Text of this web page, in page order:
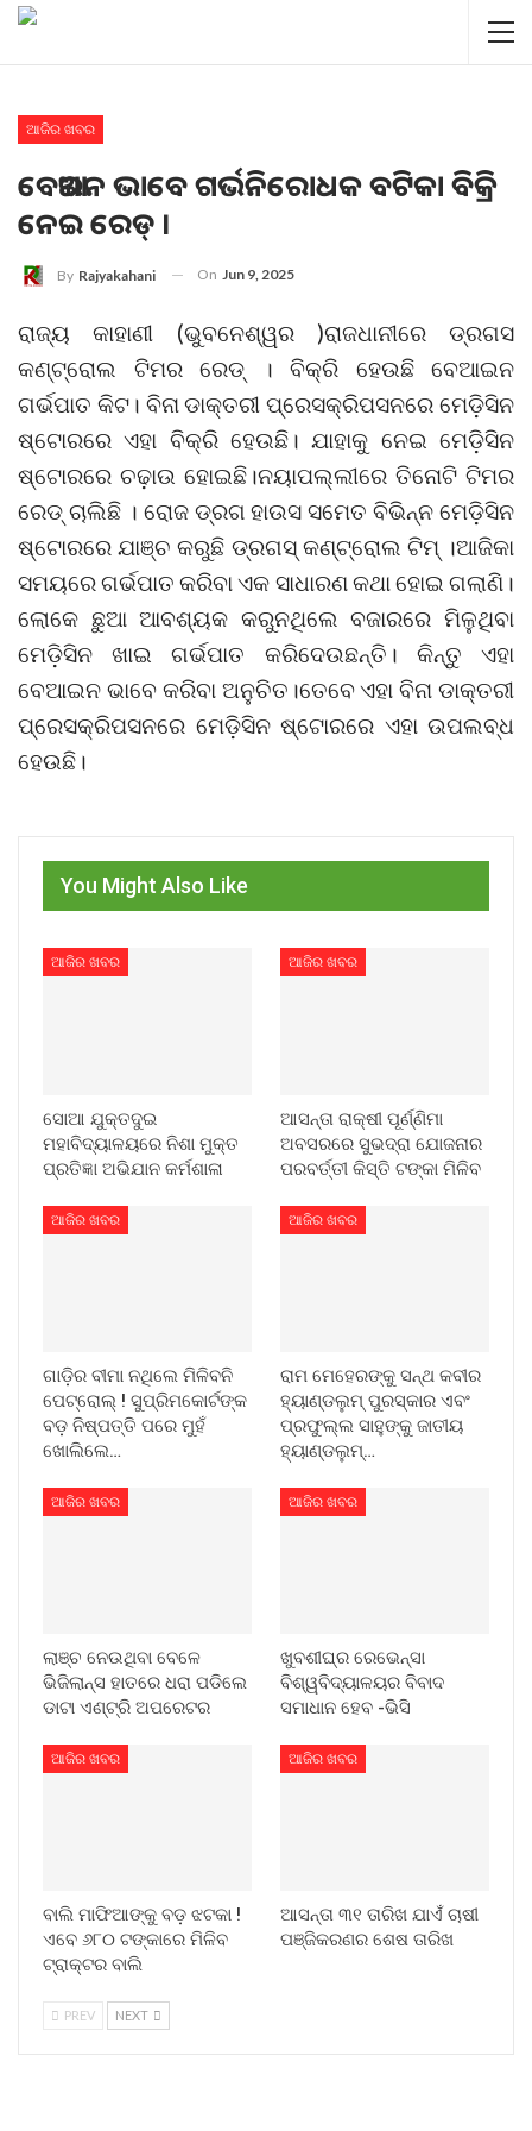
ଆଜିର ଖବର
ବେଆଇନ ଭାବେ ଗର୍ଭନିରୋଧକ ବଟିକା ବିକ୍ରି
ନେଇ ରେଡ୍ ।
By Rajyakahani On Jun 9, 2025
ରାଜ୍ୟ କାହାଣୀ (ଭୁବନେଶ୍ୱର )ରାଜଧାନୀରେ ଡ୍ରଗସ
କଣ୍ଟ୍ରୋଲ ଟିମର ରେଡ୍ । ବିକ୍ରି ହେଉଛି ବେଆଇନ
ଗର୍ଭପାତ କିଟ। ବିନା ଡାକ୍ତରୀ ପ୍ରେସକ୍ରିପସନରେ ମେଡ଼ିସିନ
ଷ୍ଟୋରରେ ଏହା ବିକ୍ରି ହେଉଛି। ଯାହାକୁ ନେଇ ମେଡ଼ିସିନ
ଷ୍ଟୋରରେ ଚଢ଼ାଉ ହୋଇଛି।ନୟାପଲ୍ଲୀରେ ତିନୋଟି ଟିମର
ରେଡ୍‌ ଚାଲିଛି । ରୋଜ ଡ୍ରଗ ହାଉସ ସମେତ ବିଭିନ୍ନ ମେଡ଼ିସିନ
ଷ୍ଟୋରରେ ଯାଞ୍ଚ କରୁଛି ଡ୍ରଗସ୍‌ କଣ୍ଟ୍ରୋଲ ଟିମ୍‌ ।ଆଜିକା
ସମୟରେ ଗର୍ଭପାତ କରିବା ଏକ ସାଧାରଣ କଥା ହୋଇ ଗଲାଣି।
ଲୋକେ ଛୁଆ ଆବଶ୍ୟକ କରୁନଥିଲେ ବଜାରରେ ମିଳୁଥିବା
ମେଡ଼ିସିନ ଖାଇ ଗର୍ଭପାତ କରିଦେଉଛନ୍ତି। କିନ୍ତୁ ଏହା
ବେଆଇନ ଭାବେ କରିବା ଅନୁଚିତ।ତେବେ ଏହା ବିନା ଡାକ୍ତରୀ
ପ୍ରେସକ୍ରିପସନରେ ମେଡ଼ିସିନ ଷ୍ଟୋରରେ ଏହା ଉପଲବ୍ଧ
ହେଉଛି।
You Might Also Like
ଆଜିର ଖବର
ସୋଆ ଯୁକ୍ତଦୁଇ
ମହାବିଦ୍ୟାଳୟରେ ନିଶା ମୁକ୍ତ
ପ୍ରତିଜ୍ଞା ଅଭିଯାନ କର୍ମଶାଳା
ଆଜିର ଖବର
ଆସନ୍ତା ରାକ୍ଷୀ ପୂର୍ଣ୍ଣିମା
ଅବସରରେ ସୁଭଦ୍ରା ଯୋଜନାର
ପରବର୍ତ୍ତୀ କିସ୍ତି ଟଙ୍କା ମିଳିବ
ଆଜିର ଖବର
ଗାଡ଼ିର ବୀମା ନଥିଲେ ମିଳିବନି
ପେଟ୍ରୋଲ୍ ! ସୁପ୍ରିମକୋର୍ଟଙ୍କ
ବଡ଼ ନିଷ୍ପତ୍ତି ପରେ ମୁହଁ
ଖୋଲିଲେ…
ଆଜିର ଖବର
ରାମ ମେହେରଙ୍କୁ ସନ୍ଥ କବୀର
ହ୍ୟାଣ୍ଡଲୁମ୍ ପୁରସ୍କାର ଏବଂ
ପ୍ରଫୁଲ୍ଲ ସାହୁଙ୍କୁ ଜାତୀୟ
ହ୍ୟାଣ୍ଡଲୁମ୍…
ଆଜିର ଖବର
ଲାଞ୍ଚ ନେଉଥିବା ବେଳେ
ଭିଜିଲାନ୍ସ ହାତରେ ଧରା ପଡିଲେ
ଡାଟା ଏଣ୍ଟ୍ରି ଅପରେଟର
ଆଜିର ଖବର
ଖୁବଶୀଘ୍ର ରେଭେନ୍ସା
ବିଶ୍ୱବିଦ୍ୟାଳୟର ବିବାଦ
ସମାଧାନ ହେବ -ଭିସି
ଆଜିର ଖବର
ବାଲି ମାଫିଆଙ୍କୁ ବଡ଼ ଝଟକା !
ଏବେ ୬୮୦ ଟଙ୍କାରେ ମିଳିବ
ଟ୍ରାକ୍ଟର ବାଲି
ଆଜିର ଖବର
ଆସନ୍ତା ୩୧ ତାରିଖ ଯାଏଁ ଚାଷୀ
ପଞ୍ଜିକରଣର ଶେଷ ତାରିଖ
PREV NEXT